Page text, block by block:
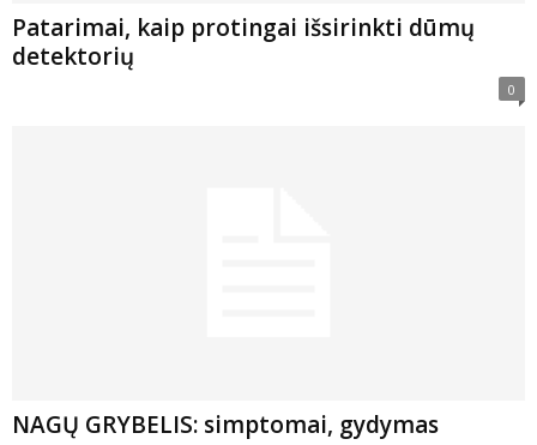
Patarimai, kaip protingai išsirinkti dūmų
detektorių
0
NAGŲ GRYBELIS: simptomai, gydymas